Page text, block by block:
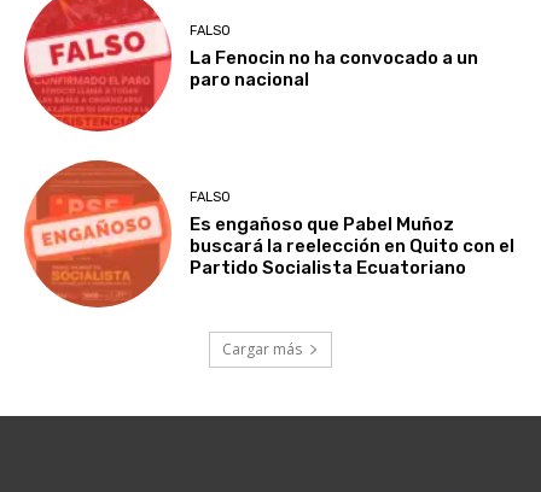
FALSO
La Fenocin no ha convocado a un
paro nacional
FALSO
Es engañoso que Pabel Muñoz
buscará la reelección en Quito con el
Partido Socialista Ecuatoriano
Cargar más